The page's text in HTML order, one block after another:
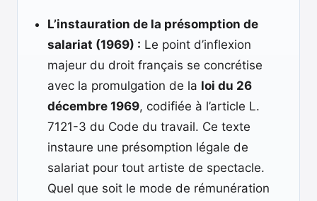
L’instauration de la présomption de
salariat (1969) : Le point d’inflexion
majeur du droit français se concrétise
avec la promulgation de la loi du 26
décembre 1969, codifiée à l’article L.
7121-3 du Code du travail. Ce texte
instaure une présomption légale de
salariat pour tout artiste de spectacle.
Quel que soit le mode de rémunération